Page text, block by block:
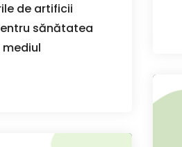
de artificii
sănătatea